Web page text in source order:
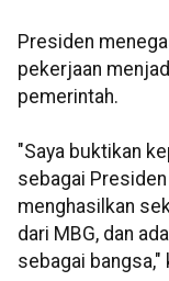
Presiden
pekerjaan
pemerintah.
"Saya buktikan
sebagai
menghasilkan
dari MBG, dan
sebagai bangsa,"